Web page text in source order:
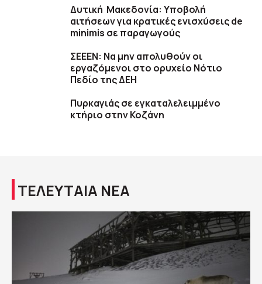
Δυτική Μακεδονία: Υποβολή
αιτήσεων για κρατικές ενισχύσεις de
minimis σε παραγωγούς
ΣΕΕΕΝ: Να μην απολυθούν οι
εργαζόμενοι στο ορυχείο Νότιο
Πεδίο της ΔΕΗ
Πυρκαγιάς σε εγκαταλελειμμένο
κτήριο στην Κοζάνη
ΤΕΛΕΥΤΑΙΑ ΝΕΑ